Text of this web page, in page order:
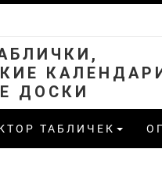
ДОСКИ
ТАБЛИЧЕК